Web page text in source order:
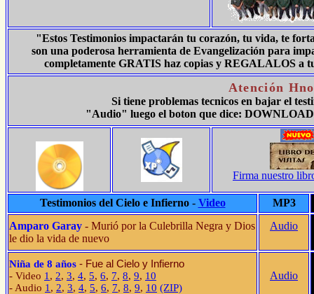
"Estos Testimonios impactarán tu corazón, tu vida, te
son una poderosa herramienta de Evangelización para
completamente GRATIS haz copias y REGALALOS a
Atención
Si tiene problemas tecnicos en bajar el
"Audio" luego el boton que dice:
Firma nuestro
Testimonios del Cielo e Infierno - Video
MP3
Amparo Garay - Murió por la Culebrilla Negra y Dios
le dio la vida de nuevo
Audio
Niña de 8 años - Fue al Cielo y Infierno
- Video 1 , 2, 3, 4, 5, 6, 7, 8, 9, 10
- Audio 1 , 2, 3, 4, 5, 6, 7, 8, 9, 10 (ZIP)
Audio